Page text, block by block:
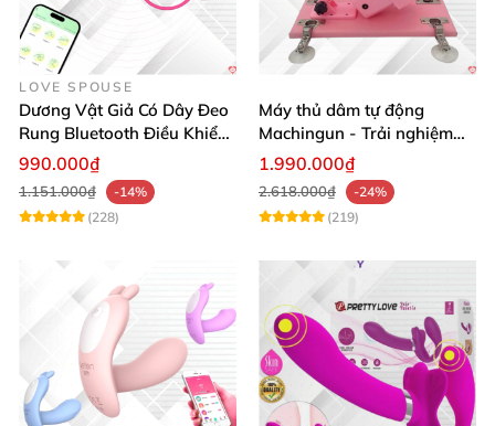
LOVE SPOUSE
Dương Vật Giả Có Dây Đeo
Rung Bluetooth Điều Khiển
Qua App Cho Les
990.000₫
1.151.000₫
-14%
(228)
Máy thủ dâm tự động
Machingun - Trải nghiệm
mạnh mẽ, cực đã
1.990.000₫
2.618.000₫
-24%
(219)